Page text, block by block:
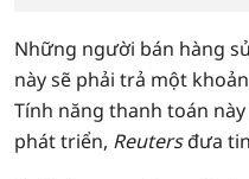
Những người bán hàng
này sẽ phải trả một
Tính năng thanh toán
phát triển, Reutersđưa